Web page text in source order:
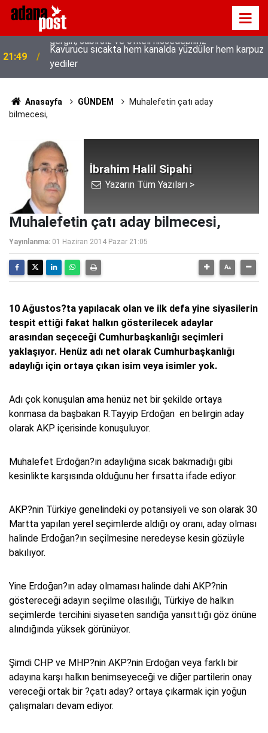
21:49
Kavurucu sıcakta hem kanalda yüzdüler hem karpuz
yediler
Anasayfa GÜNDEM
Muhalefetin çatı aday
bilmecesi,
İbrahim Halil Sipahi
Yazarın Tüm Yazıları >
Muhalefetin çatı aday bilmecesi,
Yayınlanma: 01 Haziran 2014 Pazar 21:05
10 Ağustos?ta yapılacak olan ve ilk defa yine siyasilerin
tespit ettiği fakat halkın gösterilecek adaylar
arasından seçeceği Cumhurbaşkanlığı seçimleri
yaklaşıyor. Henüz adı net olarak Cumhurbaşkanlığı
adaylığı için ortaya çıkan isim veya isimler yok.
Adı çok konuşulan ama henüz net bir şekilde ortaya
konmasa da başbakan R.Tayyip Erdoğan en belirgin aday
olarak AKP içerisinde konuşuluyor.
Muhalefet Erdoğan?ın adaylığına sıcak bakmadığı gibi
kesinlikte karşısında olduğunu her fırsatta ifade ediyor.
AKP?nin Türkiye genelindeki oy potansiyeli ve son olarak 30
Martta yapılan yerel seçimlerde aldığı oy oranı, aday olması
halinde Erdoğan?ın seçilmesine neredeyse kesin gözüyle
bakılıyor.
Yine Erdoğan?ın aday olmaması halinde dahi AKP?nin
göstereceği adayın seçilme olasılığı, Türkiye de halkın
seçimlerde tercihini siyaseten sandığa yansıttığı göz önüne
alındığında yüksek görünüyor.
Şimdi CHP ve MHP?nin AKP?nin Erdoğan veya farklı bir
adayına karşı halkın benimseyeceği ve diğer partilerin onay
vereceği ortak bir ?çatı aday? ortaya çıkarmak için yoğun
çalışmaları devam ediyor.